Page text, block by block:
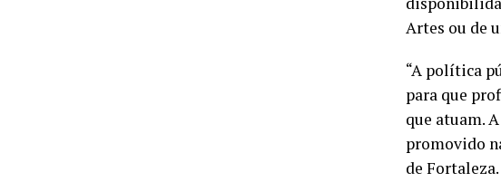
Artes ou de
“A política
para que
que atuam.
promovido
de Fortaleza.